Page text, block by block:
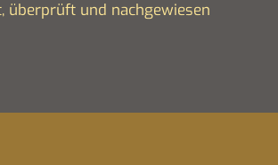
überprüft und nachgewiesen